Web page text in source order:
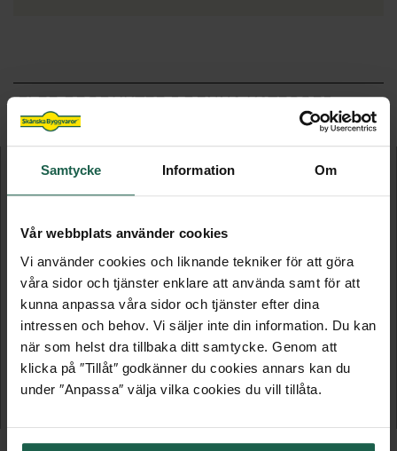
Samtycke Information Om
Vår webbplats använder cookies
Vi använder cookies och liknande tekniker för att göra
våra sidor och tjänster enklare att använda samt för att
kunna anpassa våra sidor och tjänster efter dina
intressen och behov. Vi säljer inte din information. Du kan
när som helst dra tillbaka ditt samtycke. Genom att
klicka på ″Tillåt″ godkänner du cookies annars kan du
under ″Anpassa″ välja vilka cookies du vill tillåta.
FLER PRODUKTER I DENNA KATEGORI
VIBOSTUGAN JONSTORP 7,5 M²